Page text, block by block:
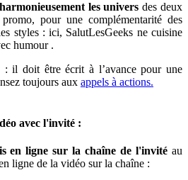
les universdes deux
pour une complémentarité des
styles : ici, SalutLesGeeks ne cuisine
humour .
: il doit être écrit à l’avance pour une
toujours aux appels à actions.
avec l'invité :
en ligne sur la chaîne de l'invité au
ligne de la vidéo sur la chaîne :